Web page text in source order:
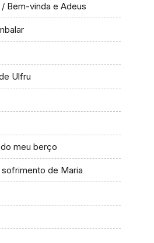
Bem-vinda e Adeus
Ulfru
meu berço
de Maria